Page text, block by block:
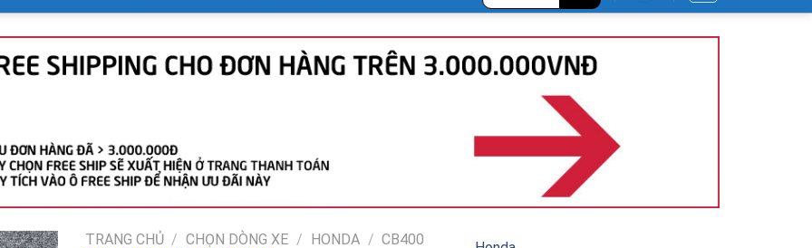
TRANG CHỦ / CHỌN DÒNG XE / HONDA / CB400